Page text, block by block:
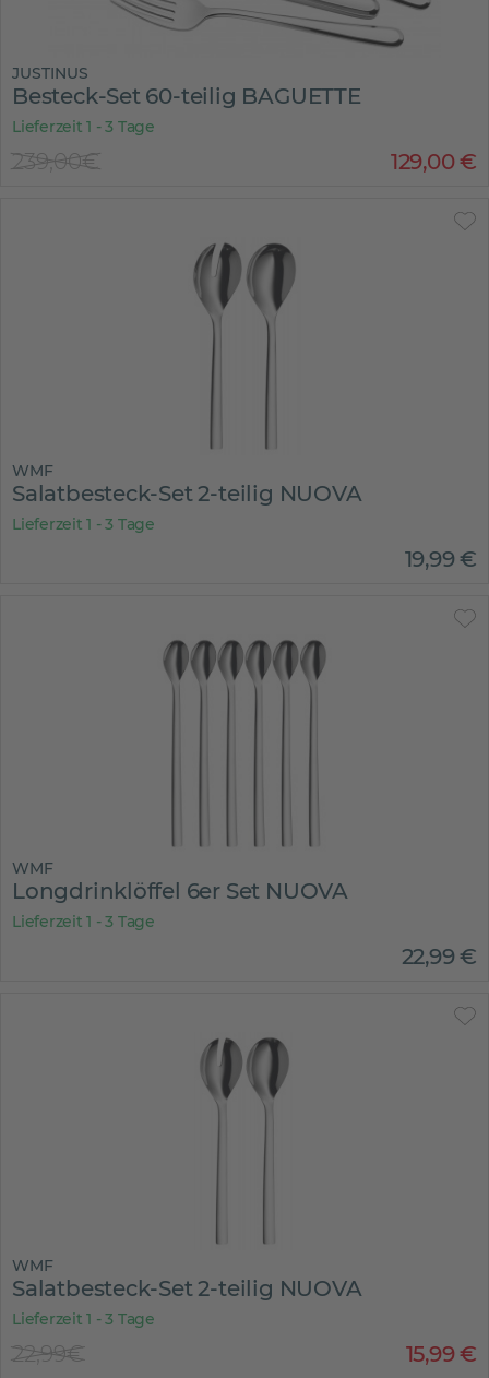
JUSTINUS
Besteck-Set 60-teilig BAGUETTE
Lieferzeit 1 - 3 Tage
129,00€
239,00€
WMF
Salatbesteck-Set 2-teilig NUOVA
Lieferzeit 1 - 3 Tage
19,99€
WMF
Longdrinklöffel 6er Set NUOVA
Lieferzeit 1 - 3 Tage
22,99€
WMF
Salatbesteck-Set 2-teilig NUOVA
Lieferzeit 1 - 3 Tage
15,99€
22,99€